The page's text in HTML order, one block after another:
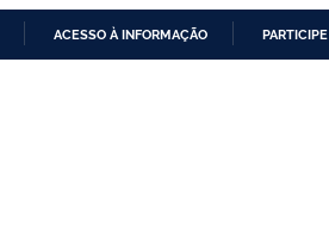
ACESSO À INFORMAÇÃO PARTICIPE